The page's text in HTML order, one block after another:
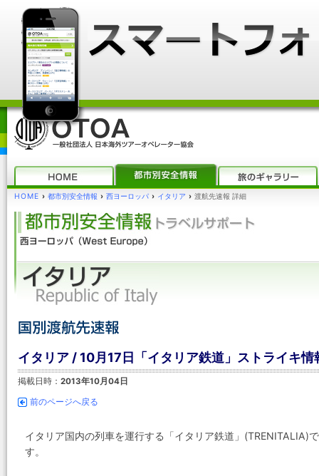
HOME › 都市別安全情報 › 西ヨーロッパ › イタリア › 渡航先速報 詳細
イタリア / 10月17日「イタリア鉄道」ストライキ情
掲載日時： 2013年10月04日
前のページへ戻る
イタリア国内の列車を運行する「イタリア鉄道」(TRENITALIA)
す。